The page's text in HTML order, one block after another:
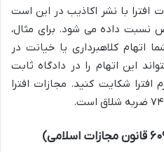
افترا با نشر اکاذیب در این است
نسبت داده می شود. برای مثال،
اتهام کلاهبرداری یا خیانت در
این اتهام را در دادگاه ثابت
افترا شکایت کنید. مجازات افترا